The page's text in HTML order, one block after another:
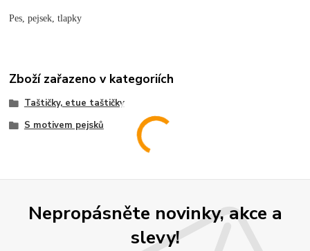
Pes, pejsek, tlapky
Zboží zařazeno v kategoriích
Taštičky, etue taštičky
S motivem pejsků
Nepropásněte novinky, akce a
slevy!